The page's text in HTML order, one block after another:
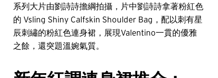
系列大片由劉詩詩擔綱拍攝，片中劉詩詩拿著粉紅色
的 Vsling Shiny Calfskin Shoulder Bag，配以刺有星
辰刺繡的粉紅色連身裙，展現Valentino一貫的優雅
之餘，還突題溫婉氣質。